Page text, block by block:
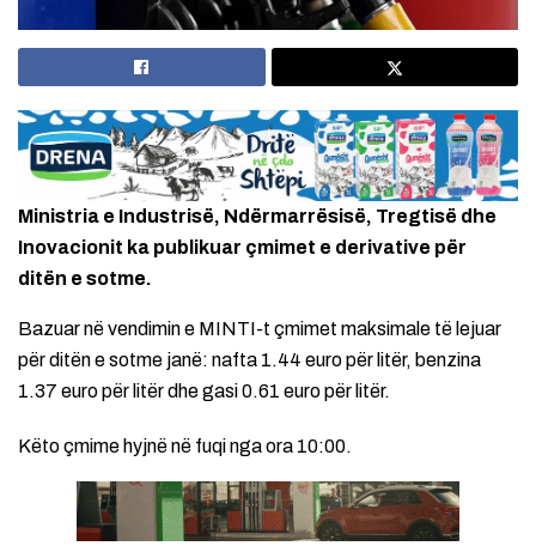
Ministria e Industrisë, Ndërmarrësisë, Tregtisë dhe
Inovacionit ka publikuar çmimet e derivative për
ditën e sotme.
Bazuar në vendimin e MINTI-t çmimet maksimale të lejuar
për ditën e sotme janë: nafta 1.44 euro për litër, benzina
1.37 euro për litër dhe gasi 0.61 euro për litër.
Këto çmime hyjnë në fuqi nga ora 10:00.